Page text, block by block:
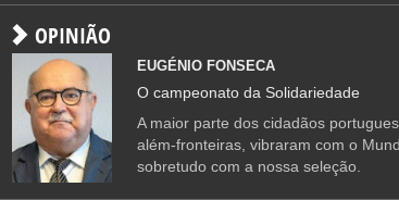
OPINIÃO
EUGÉNIO FONSECA
O campeonato da Solidariedade
A maior parte dos cidadãos
além-fronteiras, vibraram com o
sobretudo com a nossa seleção.